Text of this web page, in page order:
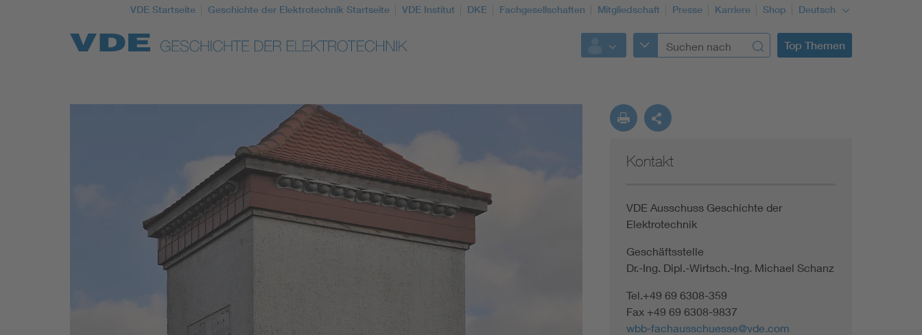
VDE Startseite Geschichte der Elektrotechnik Startseite VDE Institut DKE Fachgesellschaften Mitgliedschaft Presse Karriere Shop Deutsch
Top Themen
Top Themen
Kontakt
VDE Ausschuss Geschichte der
Elektrotechnik
Geschäftsstelle
Dr.-Ing. Dipl.-Wirtsch.-Ing. Michael Schanz
Tel.+49 69 6308-359
Fax +49 69 6308-9837
wbb-fachausschuesse@vde.com